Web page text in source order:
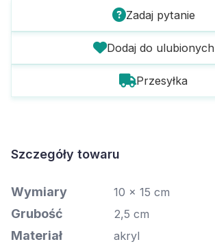
Zadaj pytanie
Dodaj do ulubionych
Przesyłka
Szczegóły towaru
Wymiary 10 x 15 cm
Grubość 2,5 cm
Materiał akryl